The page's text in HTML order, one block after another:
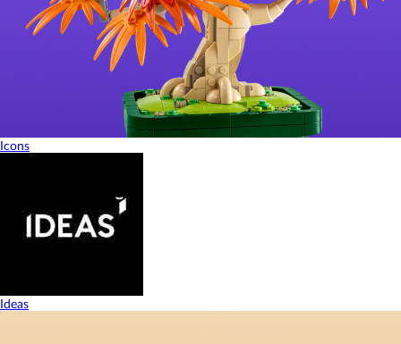
Icons
Ideas